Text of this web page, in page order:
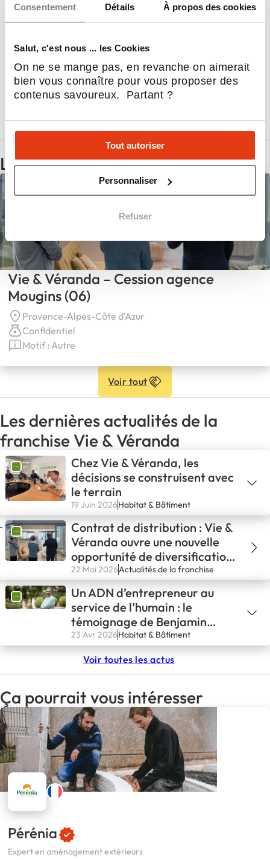
Consentement Détails À propos des cookies
Salut, c'est nous ... les Cookies
On ne se mange pas, en revanche on aimerait
bien vous connaître pour vous proposer des
contenus savoureux. Partant ?
Tout autoriser
Personnaliser
Refuser
Profils recherchés
Pourquoi rejoindre la franchise Vie &
Véranda, en 3 points
Rejoindre le réseau Vie & Véranda
Les annonces
Vie & Véranda – Cession agence
Mougins (06)
Provence-Alpes-Côte d'Azur
Confidentiel
Motif : Autre
Voir tout
Les dernières actualités de la
franchise Vie & Véranda
Chez Vie & Véranda, les
décisions se construisent avec
le terrain
19 Juin 2026Habitat & Bâtiment
Contrat de distribution : Vie &
Véranda ouvre une nouvelle
opportunité de diversification
aux entrepreneurs
indépendants du secteur de
l’amélioration de l’habitat
22 Mai 2026Actualités de la franchise
Un ADN d’entrepreneur au
service de l’humain : le
témoignage de Benjamin
Lonquety
23 Avr 2026Habitat & Bâtiment
Voir toutes les actus
Ça pourrait vous intéresser
Pérénia
Expert en aménagement extérieurs